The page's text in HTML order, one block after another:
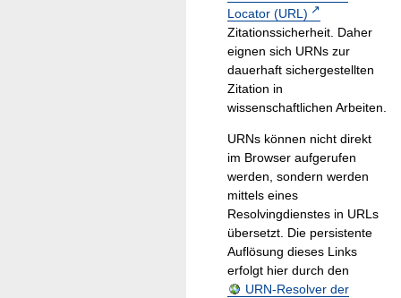
Locator (URL)
Zitationssicherheit. Daher
eignen sich URNs zur
dauerhaft sichergestellten
Zitation in
wissenschaftlichen Arbeiten.
URNs können nicht direkt
im Browser aufgerufen
werden, sondern werden
mittels eines
Resolvingdienstes in URLs
übersetzt. Die persistente
Auflösung dieses Links
erfolgt hier durch den
URN-Resolver der